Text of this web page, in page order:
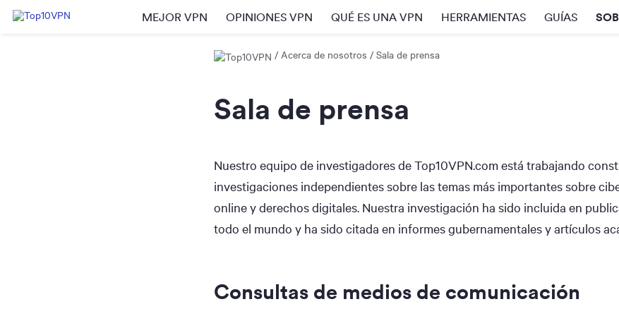
MEJOR VPN OPINIONES VPN QUÉ ES UNA VPN HERRAMIENTAS GUÍAS
Acerca de nosotros Sala de prensa
Sala de prensa
Nuestro equipo de investigadores de Top10VPN.com está trabajando
investigaciones independientes sobre las temas más importantes sobre
online y derechos digitales. Nuestra investigación ha sido incluida en
todo el mundo y ha sido citada en informes gubernamentales y artículos
Consultas de medios de comunicación